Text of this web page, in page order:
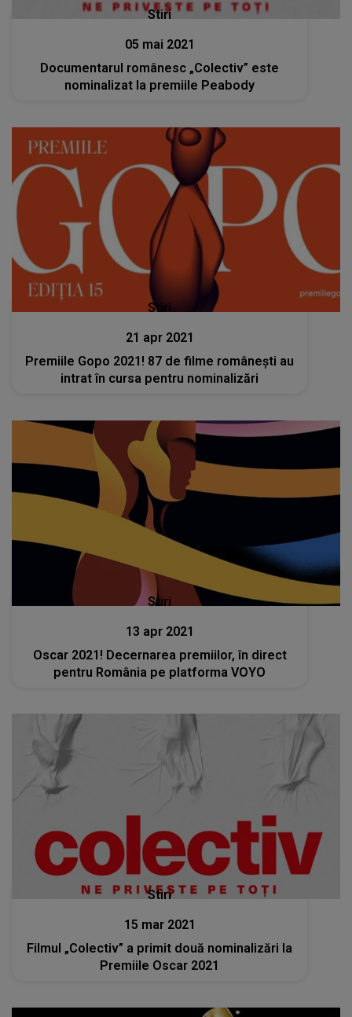
Stiri
05 mai 2021
Documentarul românesc „Colectiv” este
nominalizat la premiile Peabody
Stiri
21 apr 2021
Premiile Gopo 2021! 87 de filme românești au
intrat în cursa pentru nominalizări
Stiri
13 apr 2021
Oscar 2021! Decernarea premiilor, în direct
pentru România pe platforma VOYO
Stiri
15 mar 2021
Filmul „Colectiv” a primit două nominalizări la
Premiile Oscar 2021